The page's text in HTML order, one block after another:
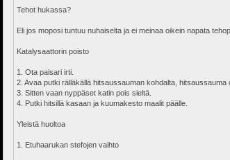
Tehot hukassa?
Eli jos moposi tuntuu nuhaiselta ja ei meinaa oikein napata
Katalysaattorin poisto
1. Ota paisari irti.
2. Avaa putki rälläkällä hitsaussauman kohdalta, hitsaussauma
3. Sitten vaan nyppäset katin pois sieltä.
4. Putki hitsillä kasaan ja kuumakesto maalit päälle.
Yleistä huoltoa
1. Etuhaarukan stefojen vaihto